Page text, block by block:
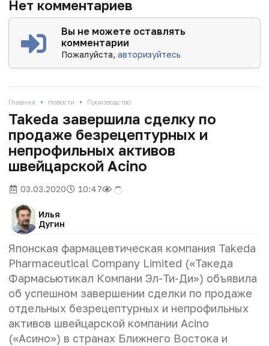
Нет комментариев
Вы не можете оставлять
комментарии
Пожалуйста,авторизуйтесь
Главная • Новости • Производство
Takeda завершила сделку по
продаже безрецептурных и
непрофильных активов
швейцарской Acino
03.03.2020 10:47
Илья
Дугин
Японская фармацевтическая компания Takeda
Pharmaceutical Company Limited («Такеда
Фармасьютикал Компани Эл-Ти-Ди») объявила
об успешном завершении сделки по продаже
отдельных безрецептурных и непрофильных
активов швейцарской компании Acino
(«Асино») в странах Ближнего Востока и